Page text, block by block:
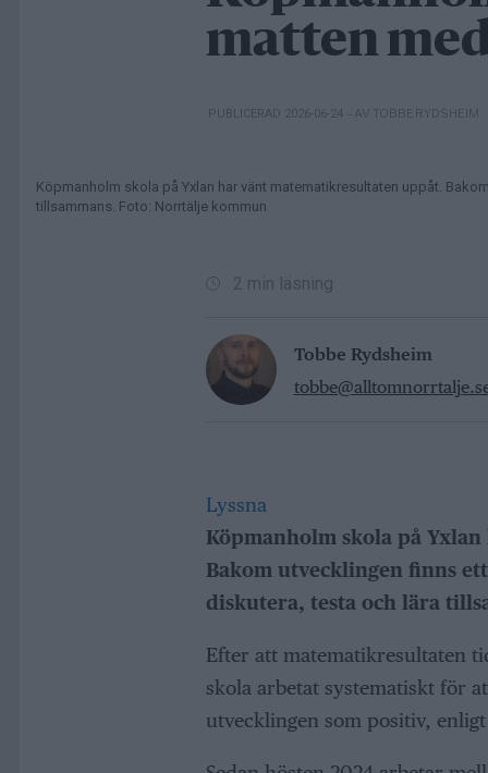
matten
PUBLICERAD 2026-06-24 – AV TOBBE RYDSHEIM
Köpmanholm skola på Yxlan har vänt matematikresultaten uppåt.
tillsammans. Foto: Norrtälje kommun
2 min läsning
Tobbe Rydsheim
Lyssna
Köpmanholm skola på
Bakom utvecklingen finns
diskutera, testa och lära
Efter att matematikresultaten
skola arbetat systematiskt för
utvecklingen som positiv,